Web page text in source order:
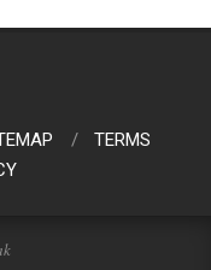
TERMS